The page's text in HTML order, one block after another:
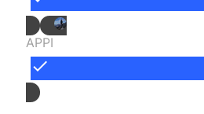
APPI
done